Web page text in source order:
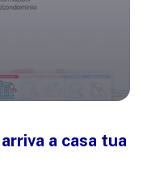
a casa tua